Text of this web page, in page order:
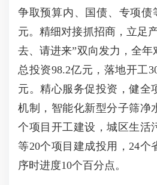
争取预算内、国债、专项债
元。精细对接抓招商，立足
去、请进来”双向发力，全年
总投资98.2亿元，落地开工
元。精心服务促投资，健全
机制，智能化新型分子筛净
个项目开工建设，城区生活
等20个项目建成投用，24个
序时进度10个百分点。